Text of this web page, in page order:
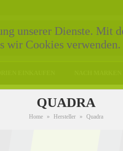
QUADRA
Home » Hersteller » Quadra
unserer Dienste. Mit
wir Cookies verwenden.